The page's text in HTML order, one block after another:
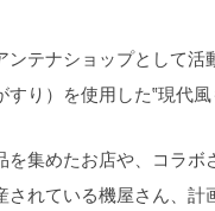
ンテナショップとして
り）を使用した‟現代風
を集めたお店や、コラ
れている機屋さん、